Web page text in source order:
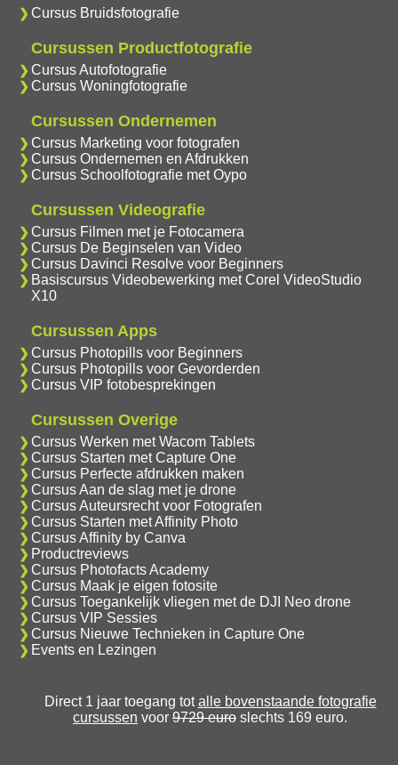
Cursus Bruidsfotografie
Cursussen Productfotografie
Cursus Autofotografie
Cursus Woningfotografie
Cursussen Ondernemen
Cursus Marketing voor fotografen
Cursus Ondernemen en Afdrukken
Cursus Schoolfotografie met Oypo
Cursussen Videografie
Cursus Filmen met je Fotocamera
Cursus De Beginselen van Video
Cursus Davinci Resolve voor Beginners
Basiscursus Videobewerking met Corel VideoStudio
X10
Cursussen Apps
Cursus Photopills voor Beginners
Cursus Photopills voor Gevorderden
Cursus VIP fotobesprekingen
Cursussen Overige
Cursus Werken met Wacom Tablets
Cursus Starten met Capture One
Cursus Perfecte afdrukken maken
Cursus Aan de slag met je drone
Cursus Auteursrecht voor Fotografen
Cursus Starten met Affinity Photo
Cursus Affinity by Canva
Productreviews
Cursus Photofacts Academy
Cursus Maak je eigen fotosite
Cursus Toegankelijk vliegen met de DJI Neo drone
Cursus VIP Sessies
Cursus Nieuwe Technieken in Capture One
Events en Lezingen
Direct 1 jaar toegang totalle bovenstaande fotografie
cursussen voor 9729 euro slechts 169 euro.